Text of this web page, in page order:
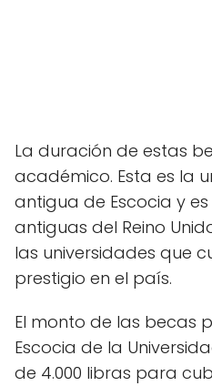
La duración de estas
académico. Esta es la
antigua de Escocia y
antiguas del Reino
las universidades que
prestigio en el país.
El monto de las becas
Escocia de la
de 4.000 libras para